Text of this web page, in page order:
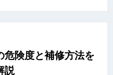
危険度と補修方法を
説